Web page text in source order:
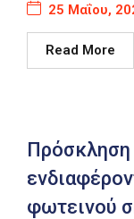
25 Μαΐου,
Read More
φωτεινού